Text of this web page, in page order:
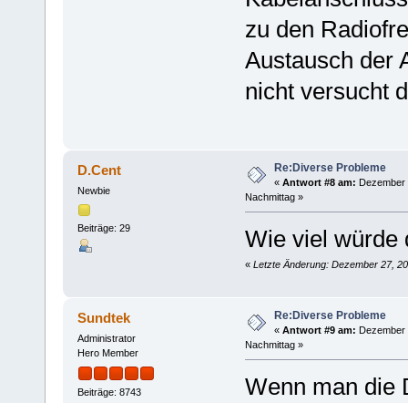
zu den
Austausch der
nicht versucht
D.Cent
Newbie
Beiträge: 29
Re:Diverse Probleme
« Antwort #8 am:
Nachmittag »
Wie viel würde
« Letzte Änderung: Dezember 27,
Sundtek
Administrator
Hero Member
Beiträge: 8743
Re:Diverse Probleme
« Antwort #9 am: Dezember
Nachmittag »
Wenn man die